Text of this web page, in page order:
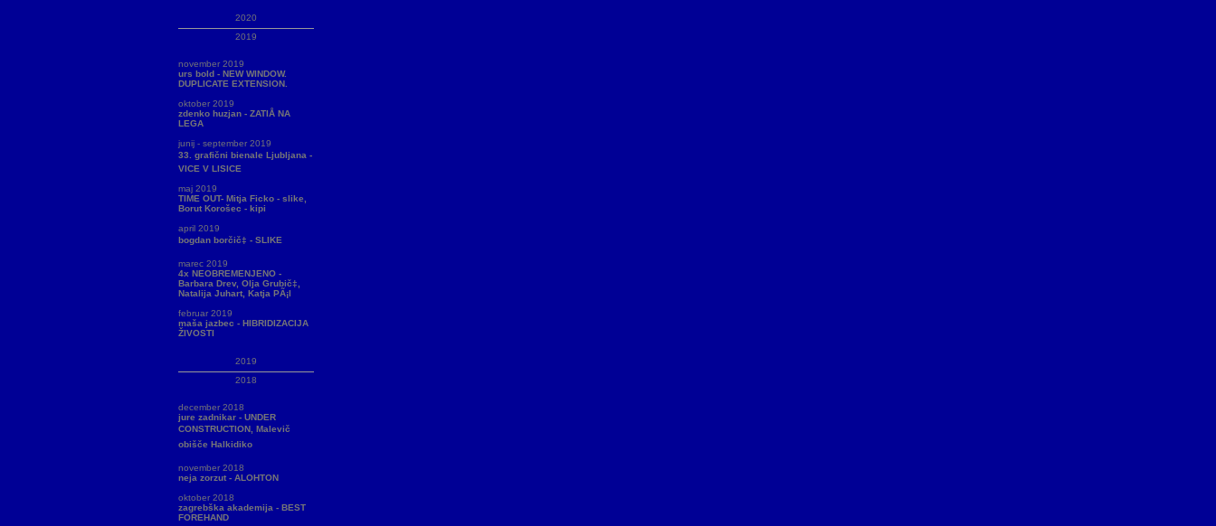
2020
2019
november 2019
urs bold - NEW WINDOW.
DUPLICATE EXTENSION.
oktober 2019
zdenko huzjan - ZATIÅ NA
LEGA
junij - september 2019
33. grafični bienale Ljubljana -
VICE V LISICE
maj 2019
TIME OUT- Mitja Ficko - slike,
Borut Korošec - kipi
april 2019
bogdan borčič‡ - SLIKE
marec 2019
4x NEOBREMENJENO -
Barbara Drev, Olja Grubič‡,
Natalija Juhart, Katja PÃ¡l
februar 2019
maša jazbec - HIBRIDIZACIJA
ŽIVOSTI
2019
2018
december 2018
jure zadnikar - UNDER
CONSTRUCTION, Malevič
obišče Halkidiko
november 2018
neja zorzut - ALOHTON
oktober 2018
zagrebška akademija - BEST
FOREHAND